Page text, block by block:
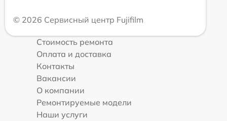
© 2026 Сервисный центр Fujifilm
Стоимость ремонта
Оплата и доставка
Контакты
Вакансии
О компании
Ремонтируемые модели
Наши услуги